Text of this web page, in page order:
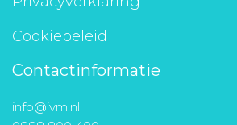
Cookiebeleid
Contactinformatie
info@ivm.nl